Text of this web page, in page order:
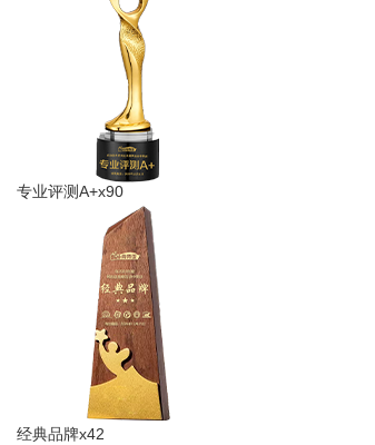
专业评测A+x90
经典品牌x42